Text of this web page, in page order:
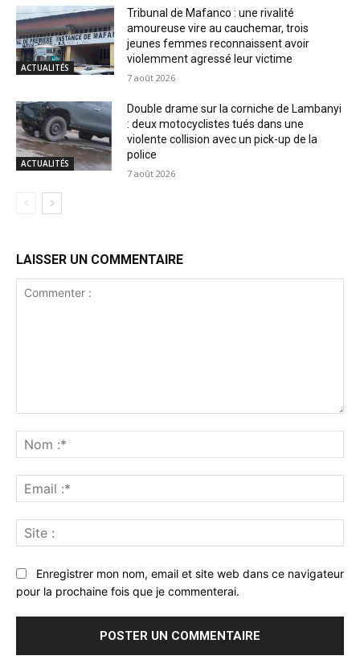
ACTUALITÉS
Tribunal de Mafanco : une rivalité
amoureuse vire au cauchemar, trois
jeunes femmes reconnaissent avoir
violemment agressé leur victime
7 août 2026
ACTUALITÉS
Double drame sur la corniche de Lambanyi
: deux motocyclistes tués dans une
violente collision avec un pick-up de la
police
7 août 2026
LAISSER UN COMMENTAIRE
:*
:*
:
Enregistrer mon nom, email et site web dans ce navigateur
pour la prochaine fois que je commenterai.